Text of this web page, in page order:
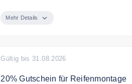
Firestone Reifen! 24 Monate
Mehr Details
Gültig bis 31.08.2026
20% Gutschein für Reifenmontage